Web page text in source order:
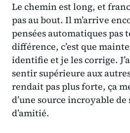
Le chemin est long, et
pas au bout. Il m’arrive
pensées automatiques pas
différence, c’est que
identifie et je les corrige.
sentir supérieure aux
rendait pas plus forte, ça
d’une source incroyable
d’amitié.